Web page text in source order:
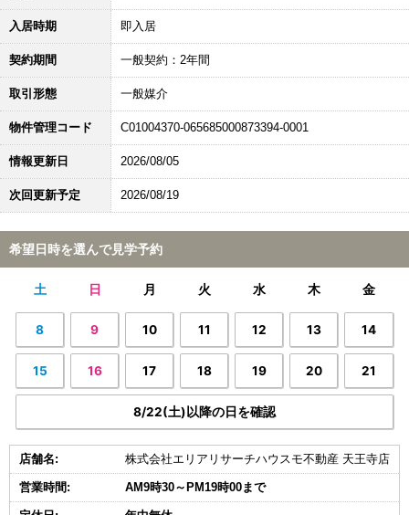
入居時期 即入居
契約期間 一般契約：2年間
取引形態 一般媒介
物件管理コード C01004370-065685000873394-0001
情報更新日 2026/08/05
次回更新予定 2026/08/19
希望日時を選んで見学予約
土 日 月 火 水 木 金
8 9 10 11 12 13 14
15 16 17 18 19 20 21
8/22(土)以降の日を確認
店舗名: 株式会社エリアリサーチハウスモ不動産 天王寺店
営業時間: AM9時30～PM19時00まで